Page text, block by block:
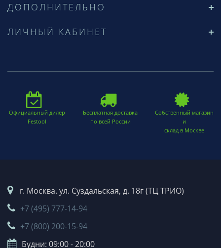
ДОПОЛНИТЕЛЬНО
ЛИЧНЫЙ КАБИНЕТ
Официальный дилер
Festool
Бесплатная доставка
по всей России
Собственный магазин
и
склад в Москве
г. Москва. ул. Суздальская, д. 18г (ТЦ ТРИО)
+7 (495) 777-14-94
+7 (800) 200-15-94
Будни: 09:00 - 20:00